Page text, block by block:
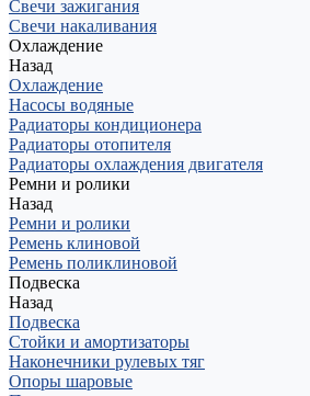
Свечи зажигания
Свечи накаливания
Охлаждение
Назад
Охлаждение
Насосы водяные
Радиаторы кондиционера
Радиаторы отопителя
Радиаторы охлаждения двигателя
Ремни и ролики
Назад
Ремни и ролики
Ремень клиновой
Ремень поликлиновой
Подвеска
Назад
Подвеска
Стойки и амортизаторы
Наконечники рулевых тяг
Опоры шаровые